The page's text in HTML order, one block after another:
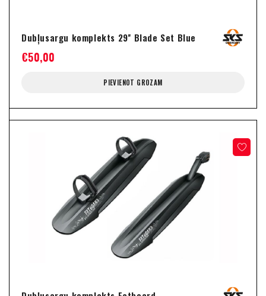
Dubļusargu komplekts 29'' Blade Set Blue
€50,00
PIEVIENOT GROZAM